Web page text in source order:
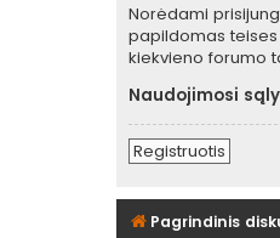
Norėdami
papildomas teises
kiekvieno forumo
Naudojimosi
Registruotis
Pagrindinis